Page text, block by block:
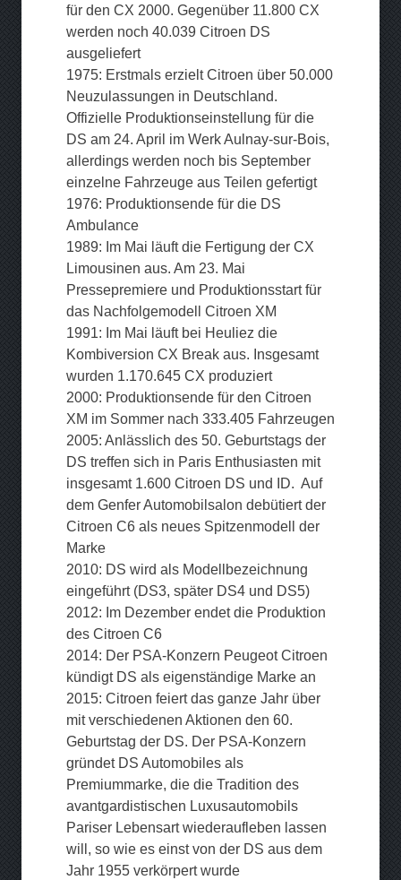
für den CX 2000. Gegenüber 11.800 CX
werden noch 40.039 Citroen DS
ausgeliefert
1975: Erstmals erzielt Citroen über 50.000
Neuzulassungen in Deutschland.
Offizielle Produktionseinstellung für die
DS am 24. April im Werk Aulnay-sur-Bois,
allerdings werden noch bis September
einzelne Fahrzeuge aus Teilen gefertigt
1976: Produktionsende für die DS
Ambulance
1989: Im Mai läuft die Fertigung der CX
Limousinen aus. Am 23. Mai
Pressepremiere und Produktionsstart für
das Nachfolgemodell Citroen XM
1991: Im Mai läuft bei Heuliez die
Kombiversion CX Break aus. Insgesamt
wurden 1.170.645 CX produziert
2000: Produktionsende für den Citroen
XM im Sommer nach 333.405 Fahrzeugen
2005: Anlässlich des 50. Geburtstags der
DS treffen sich in Paris Enthusiasten mit
insgesamt 1.600 Citroen DS und ID. Auf
dem Genfer Automobilsalon debütiert der
Citroen C6 als neues Spitzenmodell der
Marke
2010: DS wird als Modellbezeichnung
eingeführt (DS3, später DS4 und DS5)
2012: Im Dezember endet die Produktion
des Citroen C6
2014: Der PSA-Konzern Peugeot Citroen
kündigt DS als eigenständige Marke an
2015: Citroen feiert das ganze Jahr über
mit verschiedenen Aktionen den 60.
Geburtstag der DS. Der PSA-Konzern
gründet DS Automobiles als
Premiummarke, die die Tradition des
avantgardistischen Luxusautomobils
Pariser Lebensart wiederaufleben lassen
will, so wie es einst von der DS aus dem
Jahr 1955 verkörpert wurde